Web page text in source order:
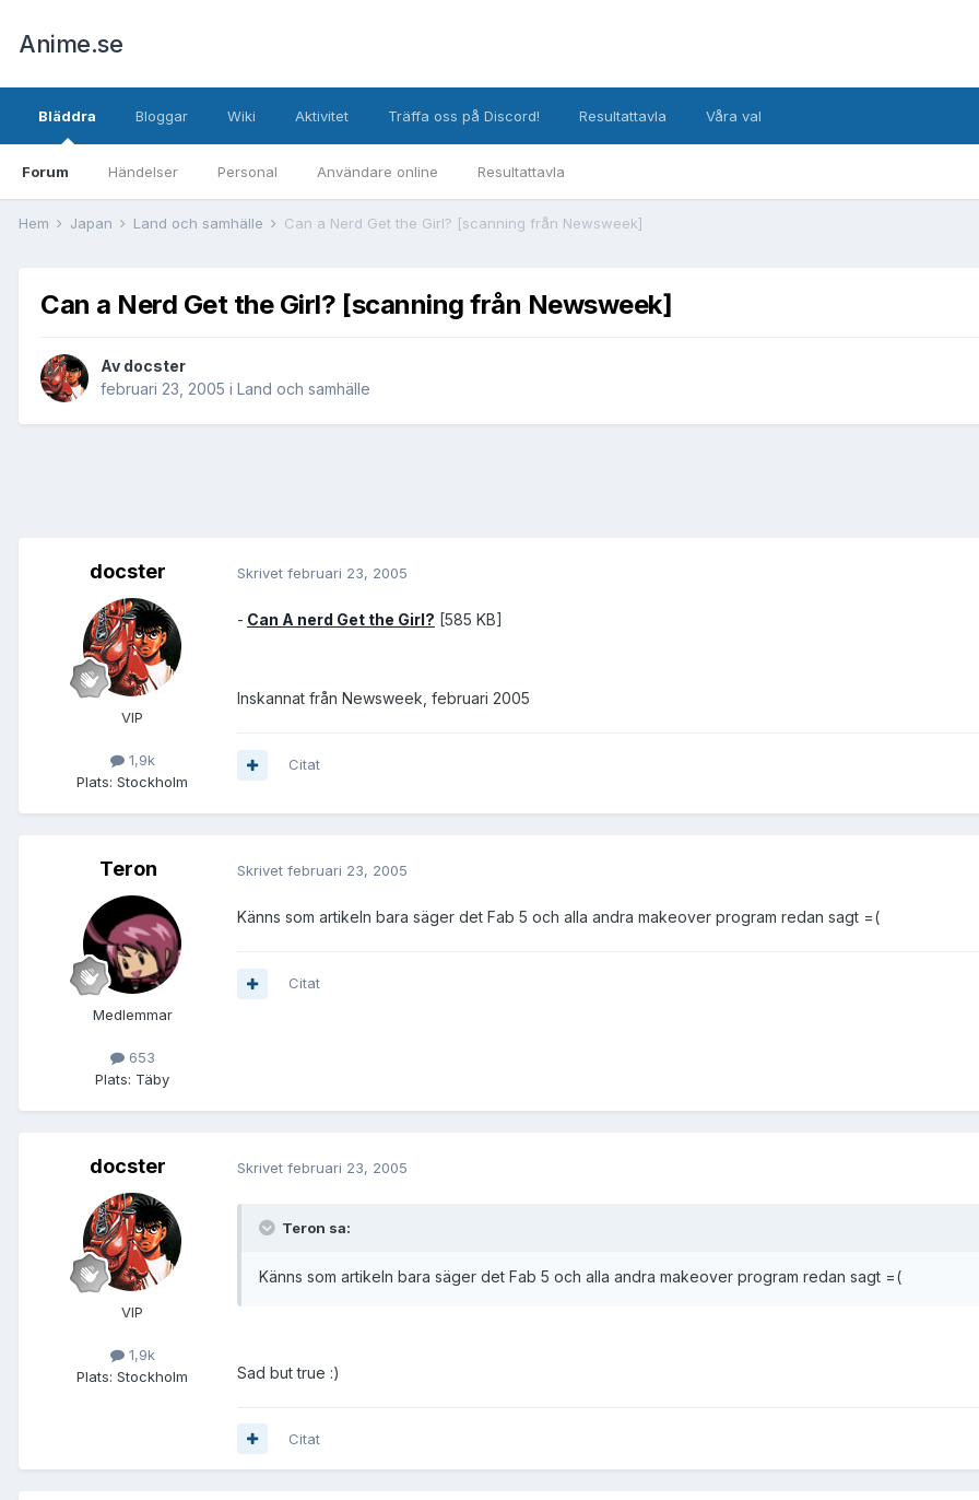
Anime.se
Bläddra
Forum Händelser Personal Användare online Resultattavla
Bloggar Wiki Aktivitet Träffa oss på Discord! Resultattavla Våra val
Hem Japan Land och samhälle Can a Nerd Get the Girl? [scanning från Newsweek]
Can a Nerd Get the Girl? [scanning från Newsweek]
Av docster
februari 23, 2005 i Land och samhälle
docster
VIP
1,9k
Plats: Stockholm
Skrivet februari 23, 2005
- Can A nerd Get the Girl? [585 KB]
Inskannat från Newsweek, februari 2005
Citat
Teron
Medlemmar
653
Plats: Täby
Skrivet februari 23, 2005
Känns som artikeln bara säger det Fab 5 och alla andra makeover program redan sagt =(
Citat
docster
VIP
1,9k
Plats: Stockholm
Skrivet februari 23, 2005
Teron sa:
Känns som artikeln bara säger det Fab 5 och alla andra makeover program redan sagt =(
Sad but true :)
Citat